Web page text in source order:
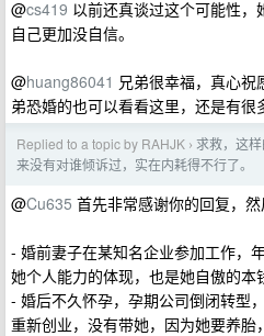
@cs419 以前还真谈过这个可能性
自己更加没自信。
@huang86041 兄弟很幸福，真心
弟恐婚的也可以看看这里，还是有很
Replied to a topic by RAHJK › 求救，这
来没有对谁倾诉过，实在内耗得不行了。
@Cu635 首先非常感谢你的回复，然
- 婚前妻子在某知名企业参加工作，
她个人能力的体现，也是她自傲的本
- 婚后不久怀孕，孕期公司倒闭转型
重新创业，没有带她，因为她要养